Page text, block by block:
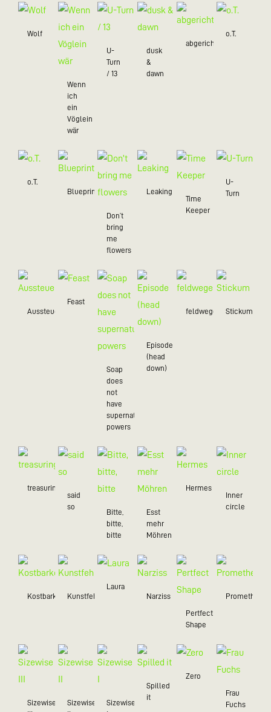
Wolf
Wenn
ich
ein
Vöglein
wär
U-
Turn
/ 13
dusk
&
dawn
abgerichtet
o.T.
o.T.
Blueprint
Don’t
bring
me
flowers
Leaking
Time
Keeper
U-
Turn
Aussteuer
Feast
Soap
does
not
have
supernatural
powers
Episode
(head
down)
feldwegein Stickum
treasuring
said
so
Bitte,
bitte,
bitte
Esst
mehr
Möhren
Hermes
Inner
circle
KostbarkeitenKunstfehler
Laura
Narziss
Pertfect
Shape
Prometheus
Sizewise
Sizewise
Sizewise
Spilled
it
Zero
Frau
Fuchs